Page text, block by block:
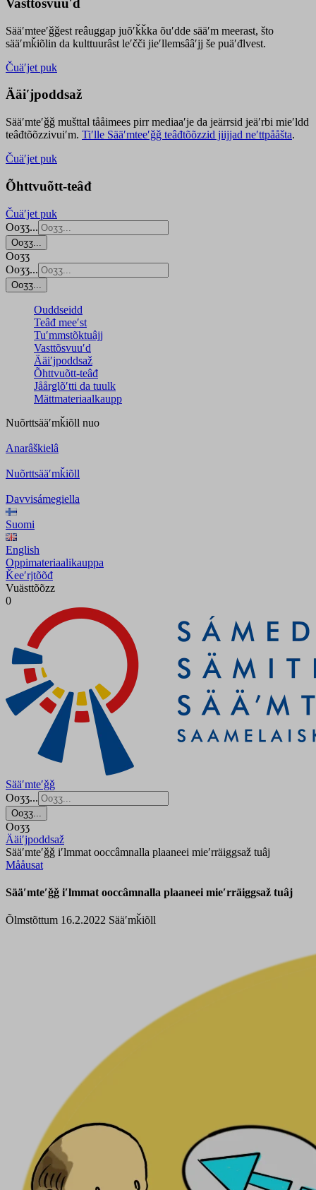
Vasttõsvuuʹd
Sääʹmteeʹǧǧest reâuggap juõʹǩǩka õuʹdde sääʹm meerast, što
sääʹmǩiõlin da kulttuurâst leʹčči jieʹllemsââʹjj še puäʹđlvest.
Čuäʹjet puk
Ääiʹjpoddsaž
Sääʹmteʹǧǧ mušttal tååimees pirr mediaaʹje da jeärrsid jeäʹrbi mieʹldd
teâđtõõzzivuiʹm. Tiʹlle Sääʹmteeʹǧǧ teâđtõõzzid jiijjad neʹttpååšta.
Čuäʹjet puk
Õhttvuõtt-teâđ
Čuäʹjet puk
Ooʒʒ...
Ooʒʒ...
Ooʒʒ
Ooʒʒ...
Ooʒʒ...
Ouddseidd
Teâđ meeʹst
Tuʹmmstõktuâjj
Vasttõsvuuʹd
Ääiʹjpoddsaž
Õhttvuõtt-teâđ
Jåårǥlõʹtti da tuulk
Mättmateriaalkaupp
Nuõrttsääʹmǩiõll nuo
Anarâškielâ
Nuõrttsääʹmǩiõll
Davvisámegiella
Suomi
English
Oppimateriaalikauppa
Ǩeeʹrjtõõđ
Vuästtõõzz
0
Sääʹmteʹǧǧ
Ooʒʒ...
Ooʒʒ...
Ooʒʒ
Ääiʹjpoddsaž
Sääʹmteʹǧǧ iʹlmmat ooccâmnalla plaaneei mieʹrräiggsaž tuâj
Mååusat
Sääʹmteʹǧǧ iʹlmmat ooccâmnalla plaaneei mieʹrräiggsaž tuâj
Õlmstõttum 16.2.2022 Sääʹmǩiõll